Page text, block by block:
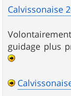
Calvissonaise
guidage plus